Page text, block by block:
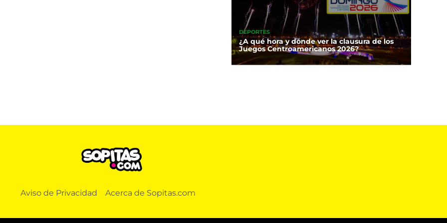
DEPORTES
¿A qué hora y dónde ver la clausura de los
Juegos Centroamericanos 2026?
Aviso de Privacidad Acerca de Sopitas.com